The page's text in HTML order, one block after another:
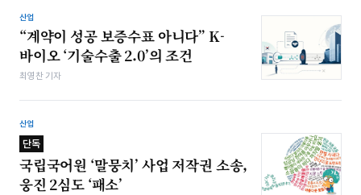
산업
“계약이 성공 보증수표 아니다” K-
바이오 ‘기술수출 2.0’의 조건
최영찬 기자
산업
단독
국립국어원 ‘말뭉치’ 사업 저작권 소송,
웅진 2심도 ‘패소’